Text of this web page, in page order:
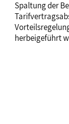
Spaltung der
herbeigeführt